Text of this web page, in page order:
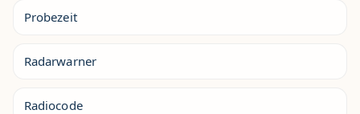
Probezeit
Radarwarner
Radiocode